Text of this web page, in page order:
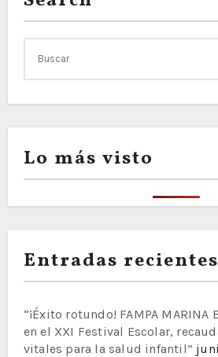
Lo más visto
Entradas recientes
“¡Éxito rotundo! FAMPA MARINA
en el XXI Festival Escolar,
vitales para la salud infantil”